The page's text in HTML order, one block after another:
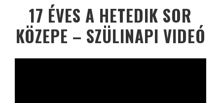
17 ÉVES A HETEDIK SOR
KÖZEPE – SZÜLINAPI VIDEÓ